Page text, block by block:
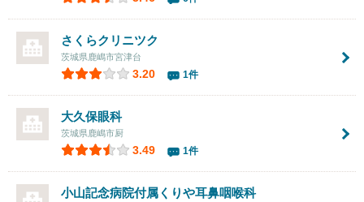
さくらクリニツク
茨城県鹿嶋市宮津台
3.20 1件
大久保眼科
茨城県鹿嶋市厨
3.49 1件
小山記念病院付属くりや耳鼻咽喉科